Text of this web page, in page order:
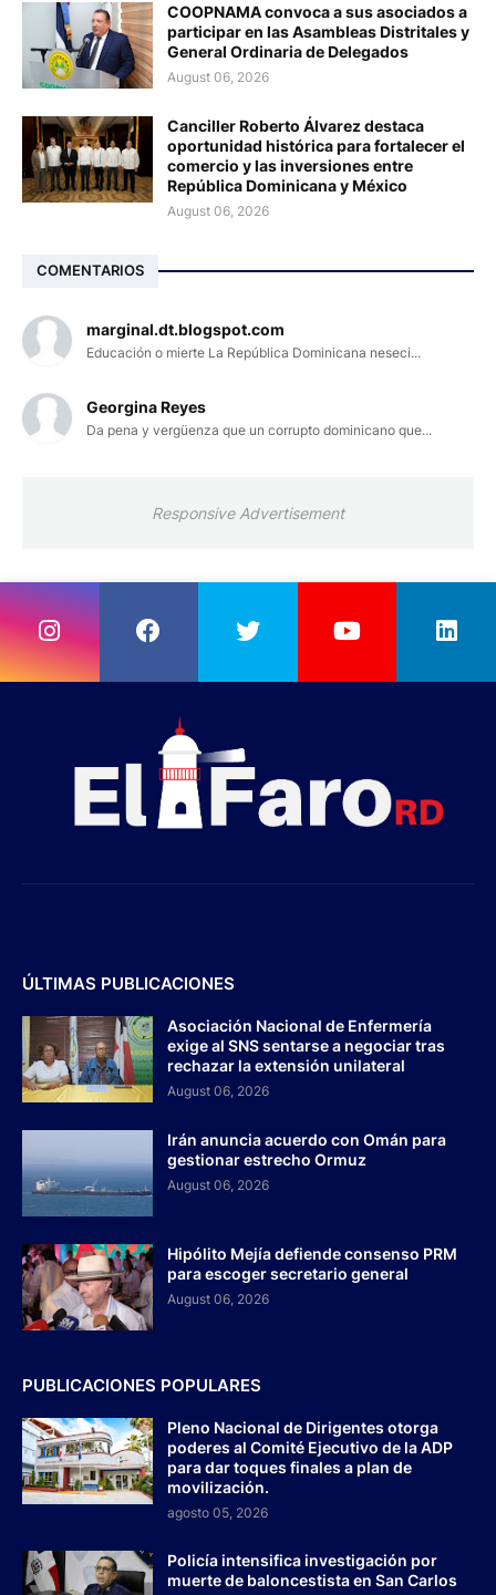
COOPNAMA convoca a sus asociados a
participar en las Asambleas Distritales y
General Ordinaria de Delegados
August 06, 2026
Canciller Roberto Álvarez destaca
oportunidad histórica para fortalecer el
comercio y las inversiones entre
República Dominicana y México
August 06, 2026
COMENTARIOS
marginal.dt.blogspot.com
Educación o mierte La República Dominicana neseci...
Georgina Reyes
Da pena y vergüenza que un corrupto dominicano que...
Responsive Advertisement
ÚLTIMAS PUBLICACIONES
Asociación Nacional de Enfermería
exige al SNS sentarse a negociar tras
rechazar la extensión unilateral
August 06, 2026
Irán anuncia acuerdo con Omán para
gestionar estrecho Ormuz
August 06, 2026
Hipólito Mejía defiende consenso PRM
para escoger secretario general
August 06, 2026
PUBLICACIONES POPULARES
Pleno Nacional de Dirigentes otorga
poderes al Comité Ejecutivo de la ADP
para dar toques finales a plan de
movilización.
agosto 05, 2026
Policía intensifica investigación por
muerte de baloncestista en San Carlos